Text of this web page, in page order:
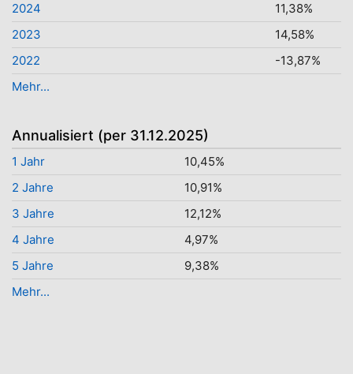
2024
11,38%
2023
14,58%
2022
-13,87%
Mehr...
Annualisiert (per 31.12.2025)
1 Jahr
10,45%
2 Jahre
10,91%
3 Jahre
12,12%
4 Jahre
4,97%
5 Jahre
9,38%
Mehr...